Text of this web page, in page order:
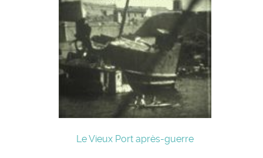
Le Vieux Port après-guerre